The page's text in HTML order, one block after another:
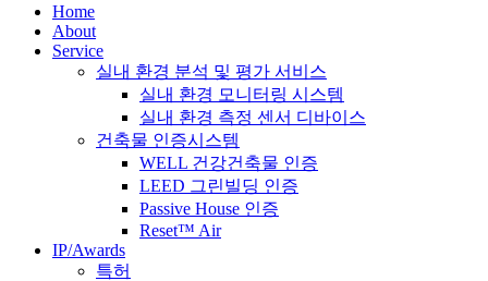
Home
About
Service
실내 환경 분석 및 평가 서비스
실내 환경 모니터링 시스템
실내 환경 측정 센서 디바이스
건축물 인증시스템
WELL 건강건축물 인증
LEED 그린빌딩 인증
Passive House 인증
Reset™ Air
IP/Awards
특허